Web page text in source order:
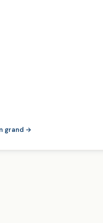
grand →